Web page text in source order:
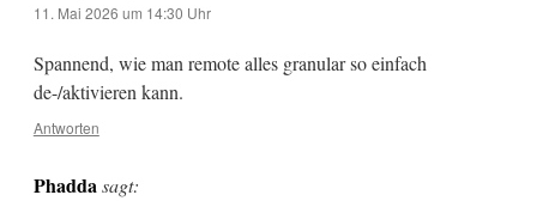
11. Mai 2026 um 14:30 Uhr
Spannend, wie man remote alles granular so einfach
de-/aktivieren kann.
Antworten
Phadda sagt: